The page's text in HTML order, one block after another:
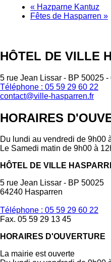
« Hazparne Kantuz
Fêtes de Hasparren »
HÔTEL DE VILLE
5 rue Jean Lissar - BP 50025
Téléphone : 05 59 29 60 22
contact@ville-hasparren.fr
HORAIRES
Du lundi au vendredi de 9h00
Le Samedi matin de 9h00 à
HÔTEL DE VILLE
5 rue Jean Lissar - BP 50025
64240 Hasparren
Téléphone : 05 59 29 60 22
Fax. 05 59 29 13 45
HORAIRES D'OUVERTURE
La mairie est ouverte